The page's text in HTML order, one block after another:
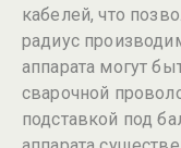
кабелей, что
радиус
аппарата могут
сварочной
подставкой под